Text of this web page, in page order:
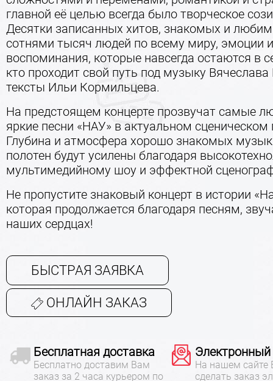
главной её целью всегда было творческое
Десятки записанных хитов, знакомых и
сотнями тысяч людей по всему миру, эмоции и
воспоминания, которые навсегда остаются в
кто проходит свой путь под музыку Вячеслава
тексты Ильи Кормильцева.
На предстоящем концерте прозвучат самые
яркие песни «НАУ» в актуальном сценическом
Глубина и атмосфера хорошо знакомых
полотен будут усилены благодаря
мультимедийному шоу и эффектной
Не пропустите знаковый концерт в истории
которая продолжается благодаря песням,
наших сердцах!
БЫСТРАЯ ЗАЯВКА
ОНЛАЙН ЗАКАЗ
Бесплатная доставка
Бесплатно доставим Вам
заказ за 2 часа курьером по
Электронный
На нашем сайте
сделать заказ